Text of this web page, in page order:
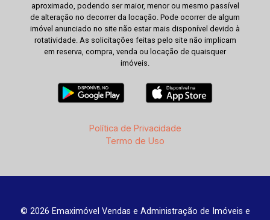
aproximado, podendo ser maior, menor ou mesmo passível
de alteração no decorrer da locação. Pode ocorrer de algum
imóvel anunciado no site não estar mais disponível devido à
rotatividade. As solicitações feitas pelo site não implicam
em reserva, compra, venda ou locação de quaisquer
imóveis.
Política de Privacidade
Termo de Uso
© 2026 Emaximóvel Vendas e Administração de Imóveis e